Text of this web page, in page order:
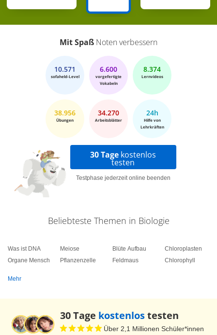
Mit Spaß Noten verbessern
10.571
sofaheld-Level
6.600
vorgefertigte
Vokabeln
8.374
Lernvideos
38.956
Übungen
34.270
Arbeitsblätter
24h
Hilfe von
Lehrkräften
30 Tage kostenlos
testen
Testphase jederzeit online beenden
Beliebteste Themen in Biologie
Was ist DNA
Organe Mensch
Meiose
Pflanzenzelle
Blüte Aufbau
Feldmaus
Chloroplasten
Chlorophyll
Mehr
30 Tage kostenlostesten
Über 2,1 Millionen Schüler*innen